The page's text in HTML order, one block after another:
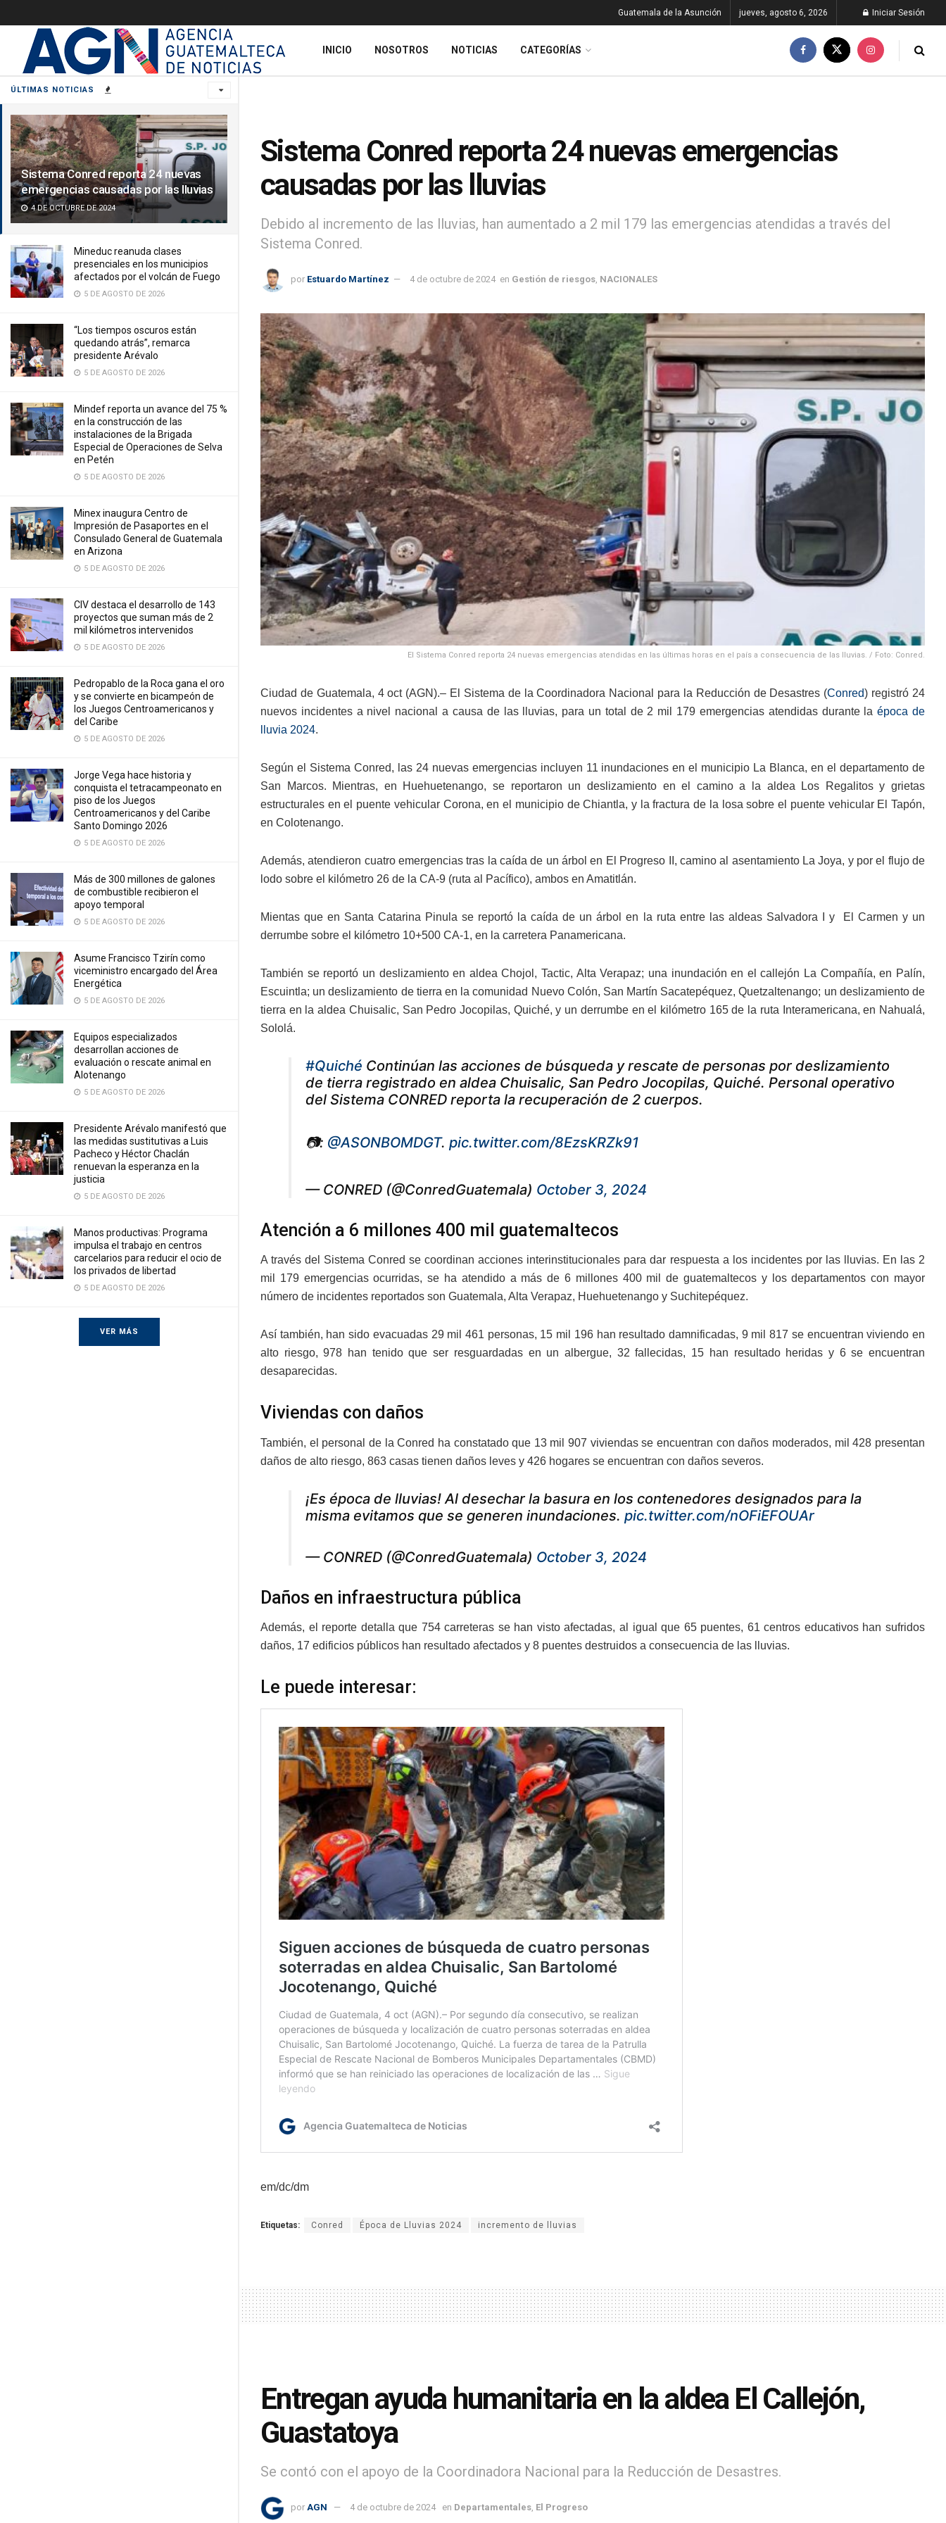
ÚLTIMAS NOTICIAS
Sistema Conred reporta 24 nuevas
emergencias causadas por las lluvias
4 DE OCTUBRE DE 2024
Mineduc reanuda clases
presenciales en los municipios
afectados por el volcán de Fuego
5 DE AGOSTO DE 2026
“Los tiempos oscuros están
quedando atrás”, remarca
presidente Arévalo
5 DE AGOSTO DE 2026
Mindef reporta un avance del 75 %
en la construcción de las
instalaciones de la Brigada
Especial de Operaciones de Selva
en Petén
5 DE AGOSTO DE 2026
Minex inaugura Centro de
Impresión de Pasaportes en el
Consulado General de Guatemala
en Arizona
5 DE AGOSTO DE 2026
CIV destaca el desarrollo de 143
proyectos que suman más de 2
mil kilómetros intervenidos
5 DE AGOSTO DE 2026
Pedropablo de la Roca gana el oro
y se convierte en bicampeón de
los Juegos Centroamericanos y
del Caribe
5 DE AGOSTO DE 2026
Jorge Vega hace historia y
conquista el tetracampeonato en
piso de los Juegos
Centroamericanos y del Caribe
Santo Domingo 2026
5 DE AGOSTO DE 2026
Más de 300 millones de galones
de combustible recibieron el
apoyo temporal
5 DE AGOSTO DE 2026
Asume Francisco Tzirín como
viceministro encargado del Área
Energética
5 DE AGOSTO DE 2026
Equipos especializados
desarrollan acciones de
evaluación o rescate animal en
Alotenango
5 DE AGOSTO DE 2026
Presidente Arévalo manifestó que
las medidas sustitutivas a Luis
Pacheco y Héctor Chaclán
renuevan la esperanza en la
justicia
5 DE AGOSTO DE 2026
Manos productivas: Programa
impulsa el trabajo en centros
carcelarios para reducir el ocio de
los privados de libertad
5 DE AGOSTO DE 2026
VER MÁS
Guatemala de la Asunción jueves, agosto 6, 2026 Iniciar Sesión
INICIO NOSOTROS NOTICIAS CATEGORÍAS
Sistema Conred reporta 24 nuevas emergencias
causadas por las lluvias
Debido al incremento de las lluvias, han aumentado a 2 mil 179 las emergencias atendidas a través del
Sistema Conred.
por Estuardo Martínez 4 de octubre de 2024 en Gestión de riesgos NACIONALES
El Sistema Conred reporta 24 nuevas emergencias atendidas en las últimas horas en el país a consecuencia de las lluvias. / Foto: Conred.
Ciudad de Guatemala, 4 oct (AGN).– El Sistema de la Coordinadora Nacional para la Reducción de Desastres (Conred) registró 24
nuevos incidentes a nivel nacional a causa de las lluvias, para un total de 2 mil 179 emergencias atendidas durante laépoca de
lluvia 2024.
Según el Sistema Conred, las 24 nuevas emergencias incluyen 11 inundaciones en el municipio La Blanca, en el departamento de
San Marcos. Mientras, en Huehuetenango, se reportaron un deslizamiento en el camino a la aldea Los Regalitos y grietas
estructurales en el puente vehicular Corona, en el municipio de Chiantla, y la fractura de la losa sobre el puente vehicular El Tapón,
en Colotenango.
Además, atendieron cuatro emergencias tras la caída de un árbol en El Progreso II, camino al asentamiento La Joya, y por el flujo de
lodo sobre el kilómetro 26 de la CA-9 (ruta al Pacífico), ambos en Amatitlán.
Mientas que en Santa Catarina Pinula se reportó la caída de un árbol en la ruta entre las aldeas Salvadora I y El Carmen y un
derrumbe sobre el kilómetro 10+500 CA-1, en la carretera Panamericana.
También se reportó un deslizamiento en aldea Chojol, Tactic, Alta Verapaz; una inundación en el callejón La Compañía, en Palín,
Escuintla; un deslizamiento de tierra en la comunidad Nuevo Colón, San Martín Sacatepéquez, Quetzaltenango; un deslizamiento de
tierra en la aldea Chuisalic, San Pedro Jocopilas, Quiché, y un derrumbe en el kilómetro 165 de la ruta Interamericana, en Nahualá,
Sololá.
#Quiché Continúan las acciones de búsqueda y rescate de personas por deslizamiento
de tierra registrado en aldea Chuisalic, San Pedro Jocopilas, Quiché. Personal operativo
del Sistema CONRED reporta la recuperación de 2 cuerpos.
📷: @ASONBOMDGT. pic.twitter.com/8EzsKRZk91
— CONRED (@ConredGuatemala) October 3, 2024
Atención a 6 millones 400 mil guatemaltecos
A través del Sistema Conred se coordinan acciones interinstitucionales para dar respuesta a los incidentes por las lluvias. En las 2
mil 179 emergencias ocurridas, se ha atendido a más de 6 millones 400 mil de guatemaltecos y los departamentos con mayor
número de incidentes reportados son Guatemala, Alta Verapaz, Huehuetenango y Suchitepéquez.
Así también, han sido evacuadas 29 mil 461 personas, 15 mil 196 han resultado damnificadas, 9 mil 817 se encuentran viviendo en
alto riesgo, 978 han tenido que ser resguardadas en un albergue, 32 fallecidas, 15 han resultado heridas y 6 se encuentran
desaparecidas.
Viviendas con daños
También, el personal de la Conred ha constatado que 13 mil 907 viviendas se encuentran con daños moderados, mil 428 presentan
daños de alto riesgo, 863 casas tienen daños leves y 426 hogares se encuentran con daños severos.
¡Es época de lluvias! Al desechar la basura en los contenedores designados para la
misma evitamos que se generen inundaciones. pic.twitter.com/nOFiEFOUAr
— CONRED (@ConredGuatemala) October 3, 2024
Daños en infraestructura pública
Además, el reporte detalla que 754 carreteras se han visto afectadas, al igual que 65 puentes, 61 centros educativos han sufridos
daños, 17 edificios públicos han resultado afectados y 8 puentes destruidos a consecuencia de las lluvias.
Le puede interesar:
em/dc/dm
Etiquetas: Conred Época de Lluvias 2024 incremento de lluvias
Entregan ayuda humanitaria en la aldea El Callejón,
Guastatoya
Se contó con el apoyo de la Coordinadora Nacional para la Reducción de Desastres.
por AGN 4 de octubre de 2024 en Departamentales El Progreso